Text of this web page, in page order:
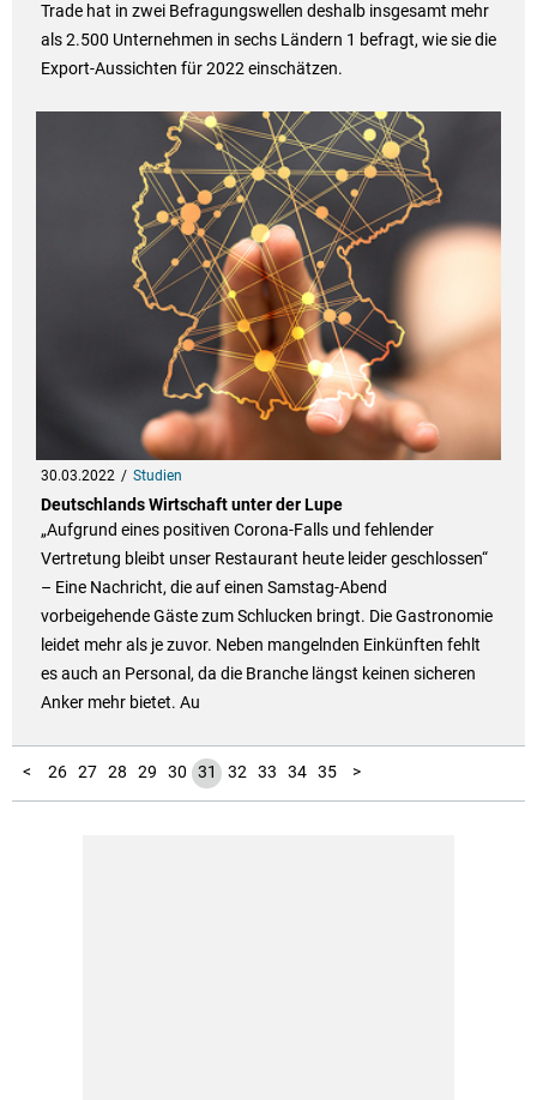
Trade hat in zwei Befragungswellen deshalb insgesamt mehr
als 2.500 Unternehmen in sechs Ländern 1 befragt, wie sie die
Export-Aussichten für 2022 einschätzen.
30.03.2022 Studien
Deutschlands Wirtschaft unter der Lupe
„Aufgrund eines positiven Corona-Falls und fehlender
Vertretung bleibt unser Restaurant heute leider geschlossen“
– Eine Nachricht, die auf einen Samstag-Abend
vorbeigehende Gäste zum Schlucken bringt. Die Gastronomie
leidet mehr als je zuvor. Neben mangelnden Einkünften fehlt
es auch an Personal, da die Branche längst keinen sicheren
Anker mehr bietet. Au
<
1
2
3
4
5
6
7
8
9
10
11
12
13
14
15
16
17
18
19
20
21
22
23
24
25 26 27 28 29 30 31 32 33 34 35
36
37
38
39 >